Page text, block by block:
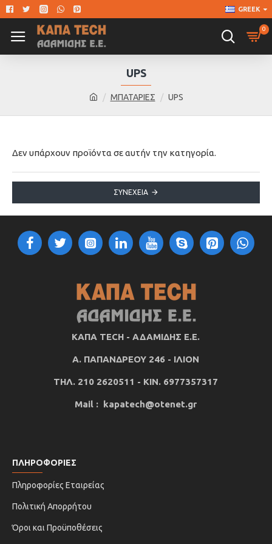
GREEK
0
ΜΠΑΤΑΡΙΕΣ UPS
UPS
Δεν υπάρχουν προϊόντα σε αυτήν την κατηγορία.
ΣΥΝΈΧΕΙΑ
ΚΑΠΑ TECH - ΑΔΑΜΙΔΗΣ Ε.Ε.
Α. ΠΑΠΑΝΔΡΕΟΥ 246 - ΙΛΙΟΝ
ΤΗΛ. 210 2620511 - ΚΙΝ. 6977357317
Mail : kapatech@otenet.gr
ΠΛΗΡΟΦΟΡΙΕΣ
Πληροφορίες Εταιρείας
Πολιτική Απορρήτου
Όροι και Προϋποθέσεις